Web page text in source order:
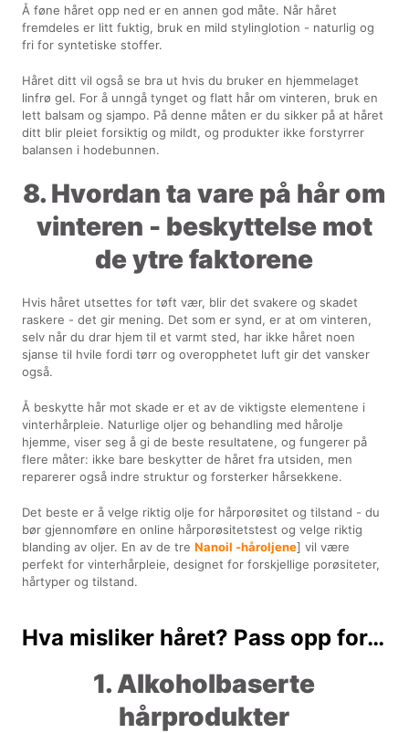
Å føne håret opp ned er en annen god måte. Når håret
fremdeles er litt fuktig, bruk en mild stylinglotion - naturlig og
fri for syntetiske stoffer.
Håret ditt vil også se bra ut hvis du bruker en hjemmelaget
linfrø gel. For å unngå tynget og flatt hår om vinteren, bruk en
lett balsam og sjampo. På denne måten er du sikker på at håret
ditt blir pleiet forsiktig og mildt, og produkter ikke forstyrrer
balansen i hodebunnen.
8. Hvordan ta vare på hår om
vinteren - beskyttelse mot
de ytre faktorene
Hvis håret utsettes for tøft vær, blir det svakere og skadet
raskere - det gir mening. Det som er synd, er at om vinteren,
selv når du drar hjem til et varmt sted, har ikke håret noen
sjanse til hvile fordi tørr og overopphetet luft gir det vansker
også.
Å beskytte hår mot skade er et av de viktigste elementene i
vinterhårpleie. Naturlige oljer og behandling med hårolje
hjemme, viser seg å gi de beste resultatene, og fungerer på
flere måter: ikke bare beskytter de håret fra utsiden, men
reparerer også indre struktur og forsterker hårsekkene.
Det beste er å velge riktig olje for hårporøsitet og tilstand - du
bør gjennomføre en online hårporøsitetstest og velge riktig
blanding av oljer. En av de treNanoil -håroljene] vil være
perfekt for vinterhårpleie, designet for forskjellige porøsiteter,
hårtyper og tilstand.
Hva misliker håret? Pass opp for…
1. Alkoholbaserte
hårprodukter